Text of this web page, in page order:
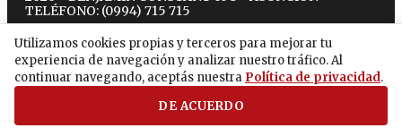
Utilizamos cookies propias y terceros para mejorar tu
experiencia de navegación y analizar nuestro tráfico. Al
continuar navegando, aceptás nuestra Política de privacidad.
DE ACUERDO
TELÉFONO: (0994) 715 715
twitterinstagram
facebook
tiktokyoutubespotify